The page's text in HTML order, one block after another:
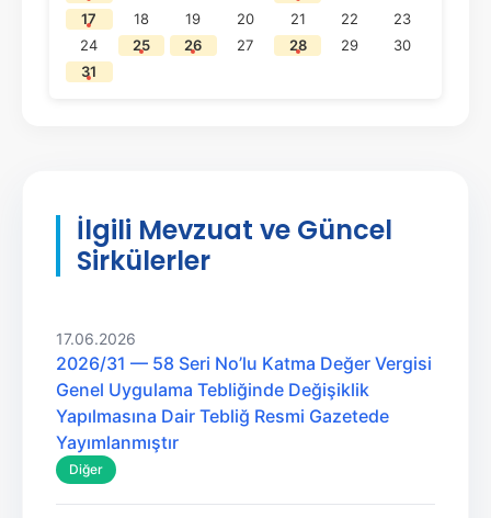
17
18 19 20 21 22
23
24
25 26 27 28 29
30
31
İlgili Mevzuat ve Güncel
Sirkülerler
17.06.2026
2026/31 — 58 Seri No’lu Katma Değer Vergisi
Genel Uygulama Tebliğinde Değişiklik
Yapılmasına Dair Tebliğ Resmi Gazetede
Yayımlanmıştır
Diğer